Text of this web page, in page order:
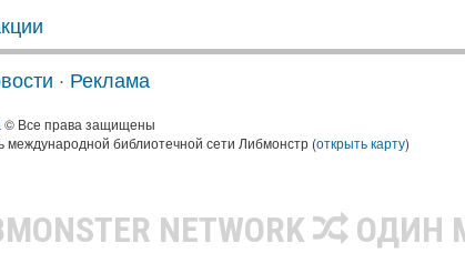
· Реклама
© Все права защищены
международной библиотечной сети Либмонстр (открыть карту)
NETWORK ОДИН